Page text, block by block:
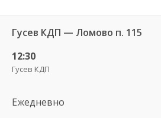
Гусев КДП — Ломово п. 115
12:30
Гусев КДП
Ежедневно